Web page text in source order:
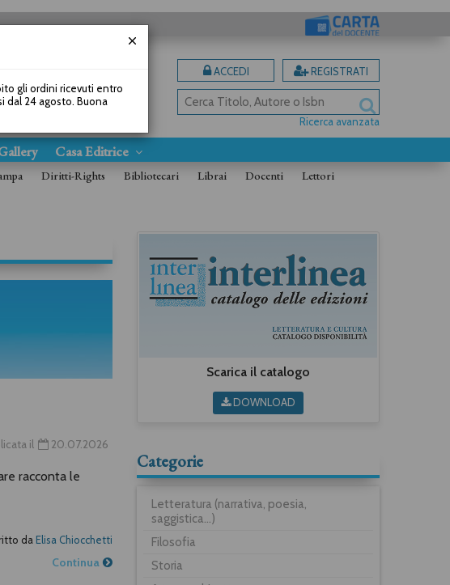
ACCEDI REGISTRATI
Ricerca avanzata
Casa Editrice
Diritti-Rights Bibliotecari Librai Docenti Lettori
il 20.07.2026
racconta le
da Elisa Chiocchetti
Continua
Scarica il catalogo
DOWNLOAD
Categorie
Letteratura (narrativa, poesia,
saggistica...)
Filosofia
Storia
gli ordini ricevuti entro
dal 24 agosto. Buona